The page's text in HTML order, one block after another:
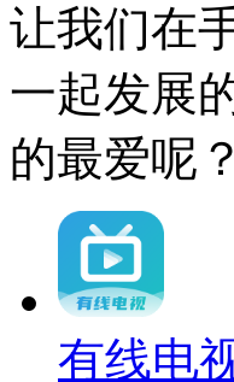
让我们在
一起发展
的最爱呢
有线电